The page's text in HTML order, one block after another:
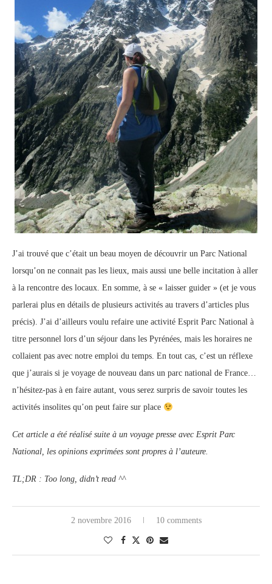
J’ai trouvé que c’était un beau moyen de découvrir un Parc National
lorsqu’on ne connait pas les lieux, mais aussi une belle incitation à aller
à la rencontre des locaux. En somme, à se « laisser guider » (et je vous
parlerai plus en détails de plusieurs activités au travers d’articles plus
précis). J’ai d’ailleurs voulu refaire une activité Esprit Parc National à
titre personnel lors d’un séjour dans les Pyrénées, mais les horaires ne
collaient pas avec notre emploi du temps. En tout cas, c’est un réflexe
que j’aurais si je voyage de nouveau dans un parc national de France…
n’hésitez-pas à en faire autant, vous serez surpris de savoir toutes les
activités insolites qu’on peut faire sur place
Cet article a été réalisé suite à un voyage presse avec Esprit Parc
National, les opinions exprimées sont propres à l’auteure.
TL;DR : Too long, didn’t read ^^
2 novembre 2016 10 comments